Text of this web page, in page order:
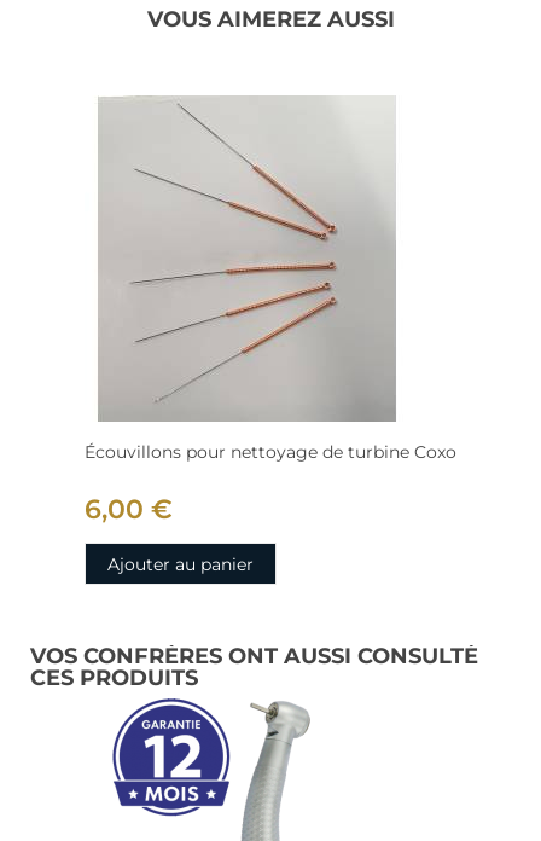
VOUS AIMEREZ AUSSI
Écouvillons pour nettoyage de turbine Coxo
6,00 €
Ajouter au panier
VOS CONFRÈRES ONT AUSSI CONSULTÉ
CES PRODUITS